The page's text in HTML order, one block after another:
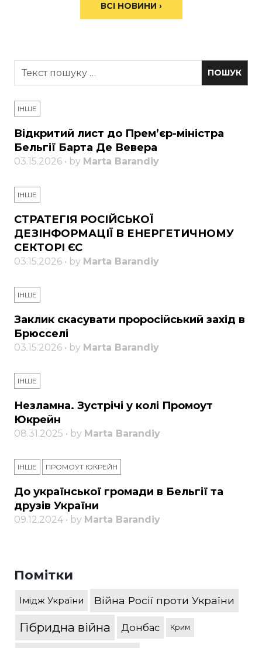
ВСІ НОВИНИ ›
ІНШЕ
Відкритий лист до Прем’єр-міністра
Бельгії Барта Де Вевера
03.15.2026 • by Marta Barandiy
ІНШЕ
СТРАТЕГІЯ РОСІЙСЬКОЇ
ДЕЗІНФОРМАЦІЇ В ЕНЕРГЕТИЧНОМУ
СЕКТОРІ ЄС
03.15.2026 • by Marta Barandiy
ІНШЕ
Заклик скасувати проросійський захід в
Брюсселі
03.15.2026 • by Marta Barandiy
ІНШЕ
Незламна. Зустрічі у колі Промоут
Юкрейн
08.31.2025 • by Marta Barandiy
ІНШЕ ПРОМОУТ ЮКРЕЙН
До української громади в Бельгії та
друзів України
09.12.2024 • by Marta Barandiy
Помітки
Імідж України Війна Росії проти України
Гібридна війна Донбас Крим